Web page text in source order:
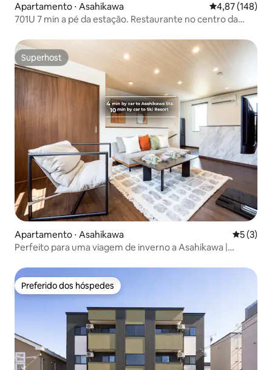
Apartamento ⋅ Asahikawa 4,87 de uma
4,87 (148)
701U 7 min a pé da estação. Restaurante no centro da
Superhost
Superhost
Apartamento ⋅ Asahikawa 5 de
5 (3)
Perfeito para uma viagem de inverno a Asahikawa |
Asahikawa, bem perto da área de restaurantes | Wi-Fi
gratuito
Preferido dos hóspedes
Preferido dos hóspedes